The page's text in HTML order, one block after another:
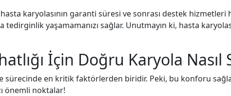
hasta karyolasının garanti süresi ve sonrası destek
yaşamamanızı sağlar. Unutmayın ki, hasta
İçin Doğru Karyola Nasıl
sürecinde en kritik faktörlerden biridir. Peki, bu konforu
önemli noktalar!